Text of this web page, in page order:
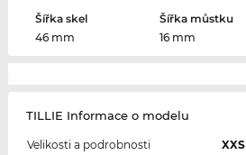
Šířka skel
46 mm
Šířka můstku
16 mm
TILLIE Informace o modelu
Velikosti a podrobnosti
XXS